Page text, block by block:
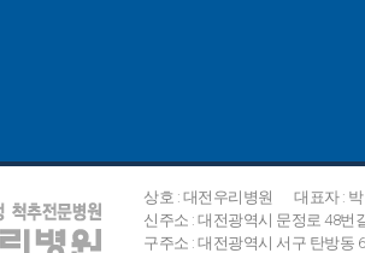
상호 : 대전우리병원
대표자 :
신주소 : 대전광역시 문정로 48번
구주소 : 대전광역시 서구 탄방동